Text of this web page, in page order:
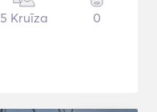
5 Kruīza 0